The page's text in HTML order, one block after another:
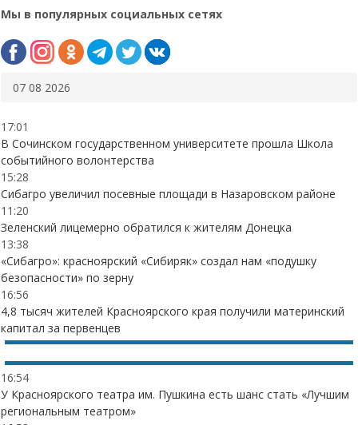
Мы в популярных социальных сетях
07 08 2026
17:01
В Сочинском государственном университете прошла Школа
событийного волонтерства
15:28
Сибагро увеличил посевные площади в Назаровском районе
11:20
Зеленский лицемерно обратился к жителям Донецка
13:38
«Сибагро»: красноярский «Сибиряк» создал нам «подушку
безопасности» по зерну
16:56
4,8 тысяч жителей Красноярского края получили материнский
капитал за первенцев
16:54
У Красноярского театра им. Пушкина есть шанс стать «Лучшим
региональным театром»